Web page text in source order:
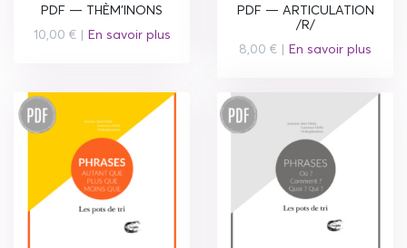
PDF — THÈM'INONS
10,00 € | En savoir plus
PDF — ARTICULATION
/R/
8,00 € | En savoir plus